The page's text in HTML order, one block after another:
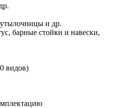
и др.
барные стойки и навески,
видов)